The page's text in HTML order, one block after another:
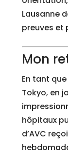
Lausanne
preuves et
Mon
En tant
Tokyo, en
hôpitaux
d’AVC